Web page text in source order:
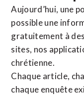
Aujourd’hui, une
possible une
gratuitement à
sites, nos
chrétienne.
Chaque article,
chaque enquête